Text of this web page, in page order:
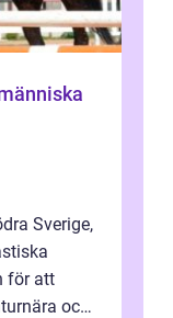
Sverige,
för att
och